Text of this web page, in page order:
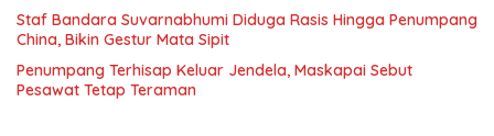
Staf Bandara Suvarnabhumi Diduga Rasis Hingga Penumpang
China, Bikin Gestur Mata Sipit
Penumpang Terhisap Keluar Jendela, Maskapai Sebut
Pesawat Tetap Teraman